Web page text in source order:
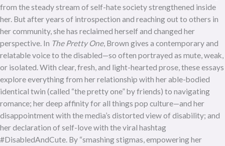
from the steady stream of self-hate society strengthened inside
her. But after years of introspection and reaching out to others in
her community, she has reclaimed herself and changed her
perspective. In The Pretty One, Brown gives a contemporary and
relatable voice to the disabled—so often portrayed as mute, weak,
or isolated. With clear, fresh, and light-hearted prose, these essays
explore everything from her relationship with her able-bodied
identical twin (called “the pretty one” by friends) to navigating
romance; her deep affinity for all things pop culture—and her
disappointment with the media’s distorted view of disability; and
her declaration of self-love with the viral hashtag
#DisabledAndCute. By “smashing stigmas, empowering her